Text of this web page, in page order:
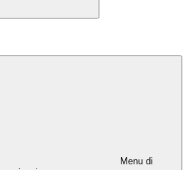
Menu di